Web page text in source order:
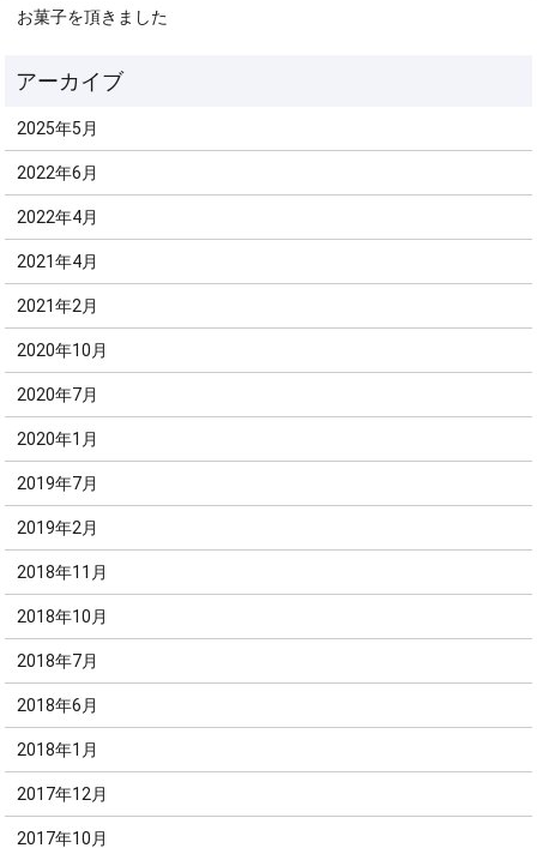
お菓子を頂きました
2025年5月
2022年6月
2022年4月
2021年4月
2021年2月
2020年10月
2020年7月
2020年1月
2019年7月
2019年2月
2018年11月
2018年10月
2018年7月
2018年6月
2018年1月
2017年12月
2017年10月